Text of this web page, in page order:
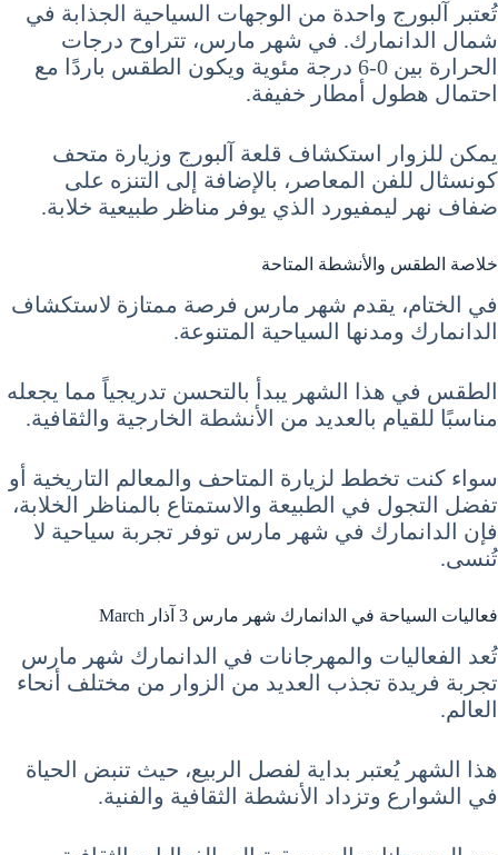
تُعتبر آلبورج واحدة من الوجهات السياحية الجذابة في
شمال الدانمارك. في شهر مارس، تتراوح درجات
الحرارة بين 0-6 درجة مئوية ويكون الطقس باردًا مع
احتمال هطول أمطار خفيفة.
يمكن للزوار استكشاف قلعة آلبورج وزيارة متحف
كونسثال للفن المعاصر، بالإضافة إلى التنزه على
ضفاف نهر ليمفيورد الذي يوفر مناظر طبيعية خلابة.
خلاصة الطقس والأنشطة المتاحة
في الختام، يقدم شهر مارس فرصة ممتازة لاستكشاف
الدانمارك ومدنها السياحية المتنوعة.
الطقس في هذا الشهر يبدأ بالتحسن تدريجياً مما يجعله
مناسبًا للقيام بالعديد من الأنشطة الخارجية والثقافية.
سواء كنت تخطط لزيارة المتاحف والمعالم التاريخية أو
تفضل التجول في الطبيعة والاستمتاع بالمناظر الخلابة،
فإن الدانمارك في شهر مارس توفر تجربة سياحية لا
تُنسى.
فعاليات السياحة في الدانمارك شهر مارس 3 آذار March
تُعد الفعاليات والمهرجانات في الدانمارك شهر مارس
تجربة فريدة تجذب العديد من الزوار من مختلف أنحاء
العالم.
هذا الشهر يُعتبر بداية لفصل الربيع، حيث تنبض الحياة
في الشوارع وتزداد الأنشطة الثقافية والفنية.